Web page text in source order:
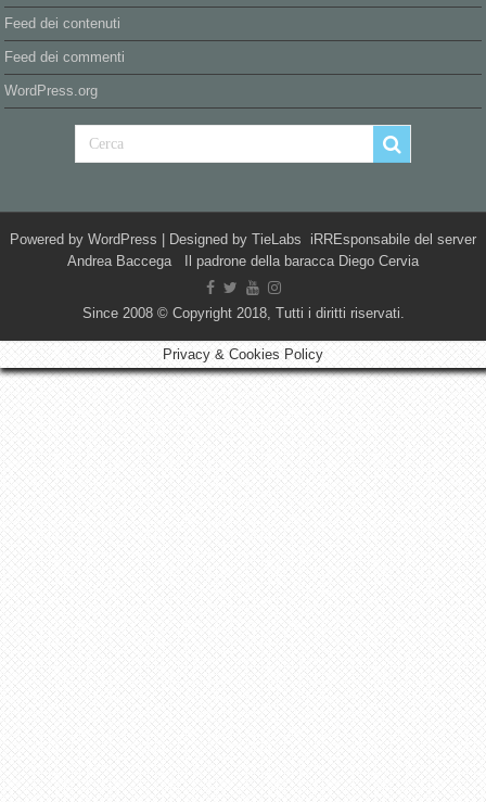
Feed dei contenuti
Feed dei commenti
WordPress.org
Powered by WordPress | Designed by TieLabs iRREsponsabile del server
Andrea Baccega Il padrone della baracca Diego Cervia
Since 2008 © Copyright 2018, Tutti i diritti riservati.
Privacy & Cookies Policy